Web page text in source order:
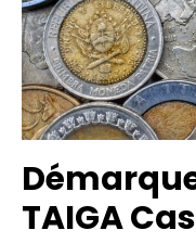
TAIGA